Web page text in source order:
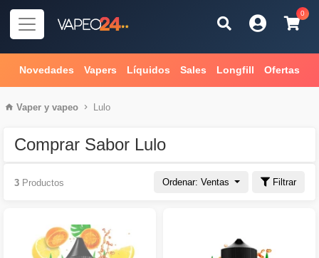
0
Novedades Vapers Líquidos Sales Longfill Ofertas
Vaper y vapeo Lulo
Comprar Sabor Lulo
Ordenar: Ventas Filtrar
3 Productos